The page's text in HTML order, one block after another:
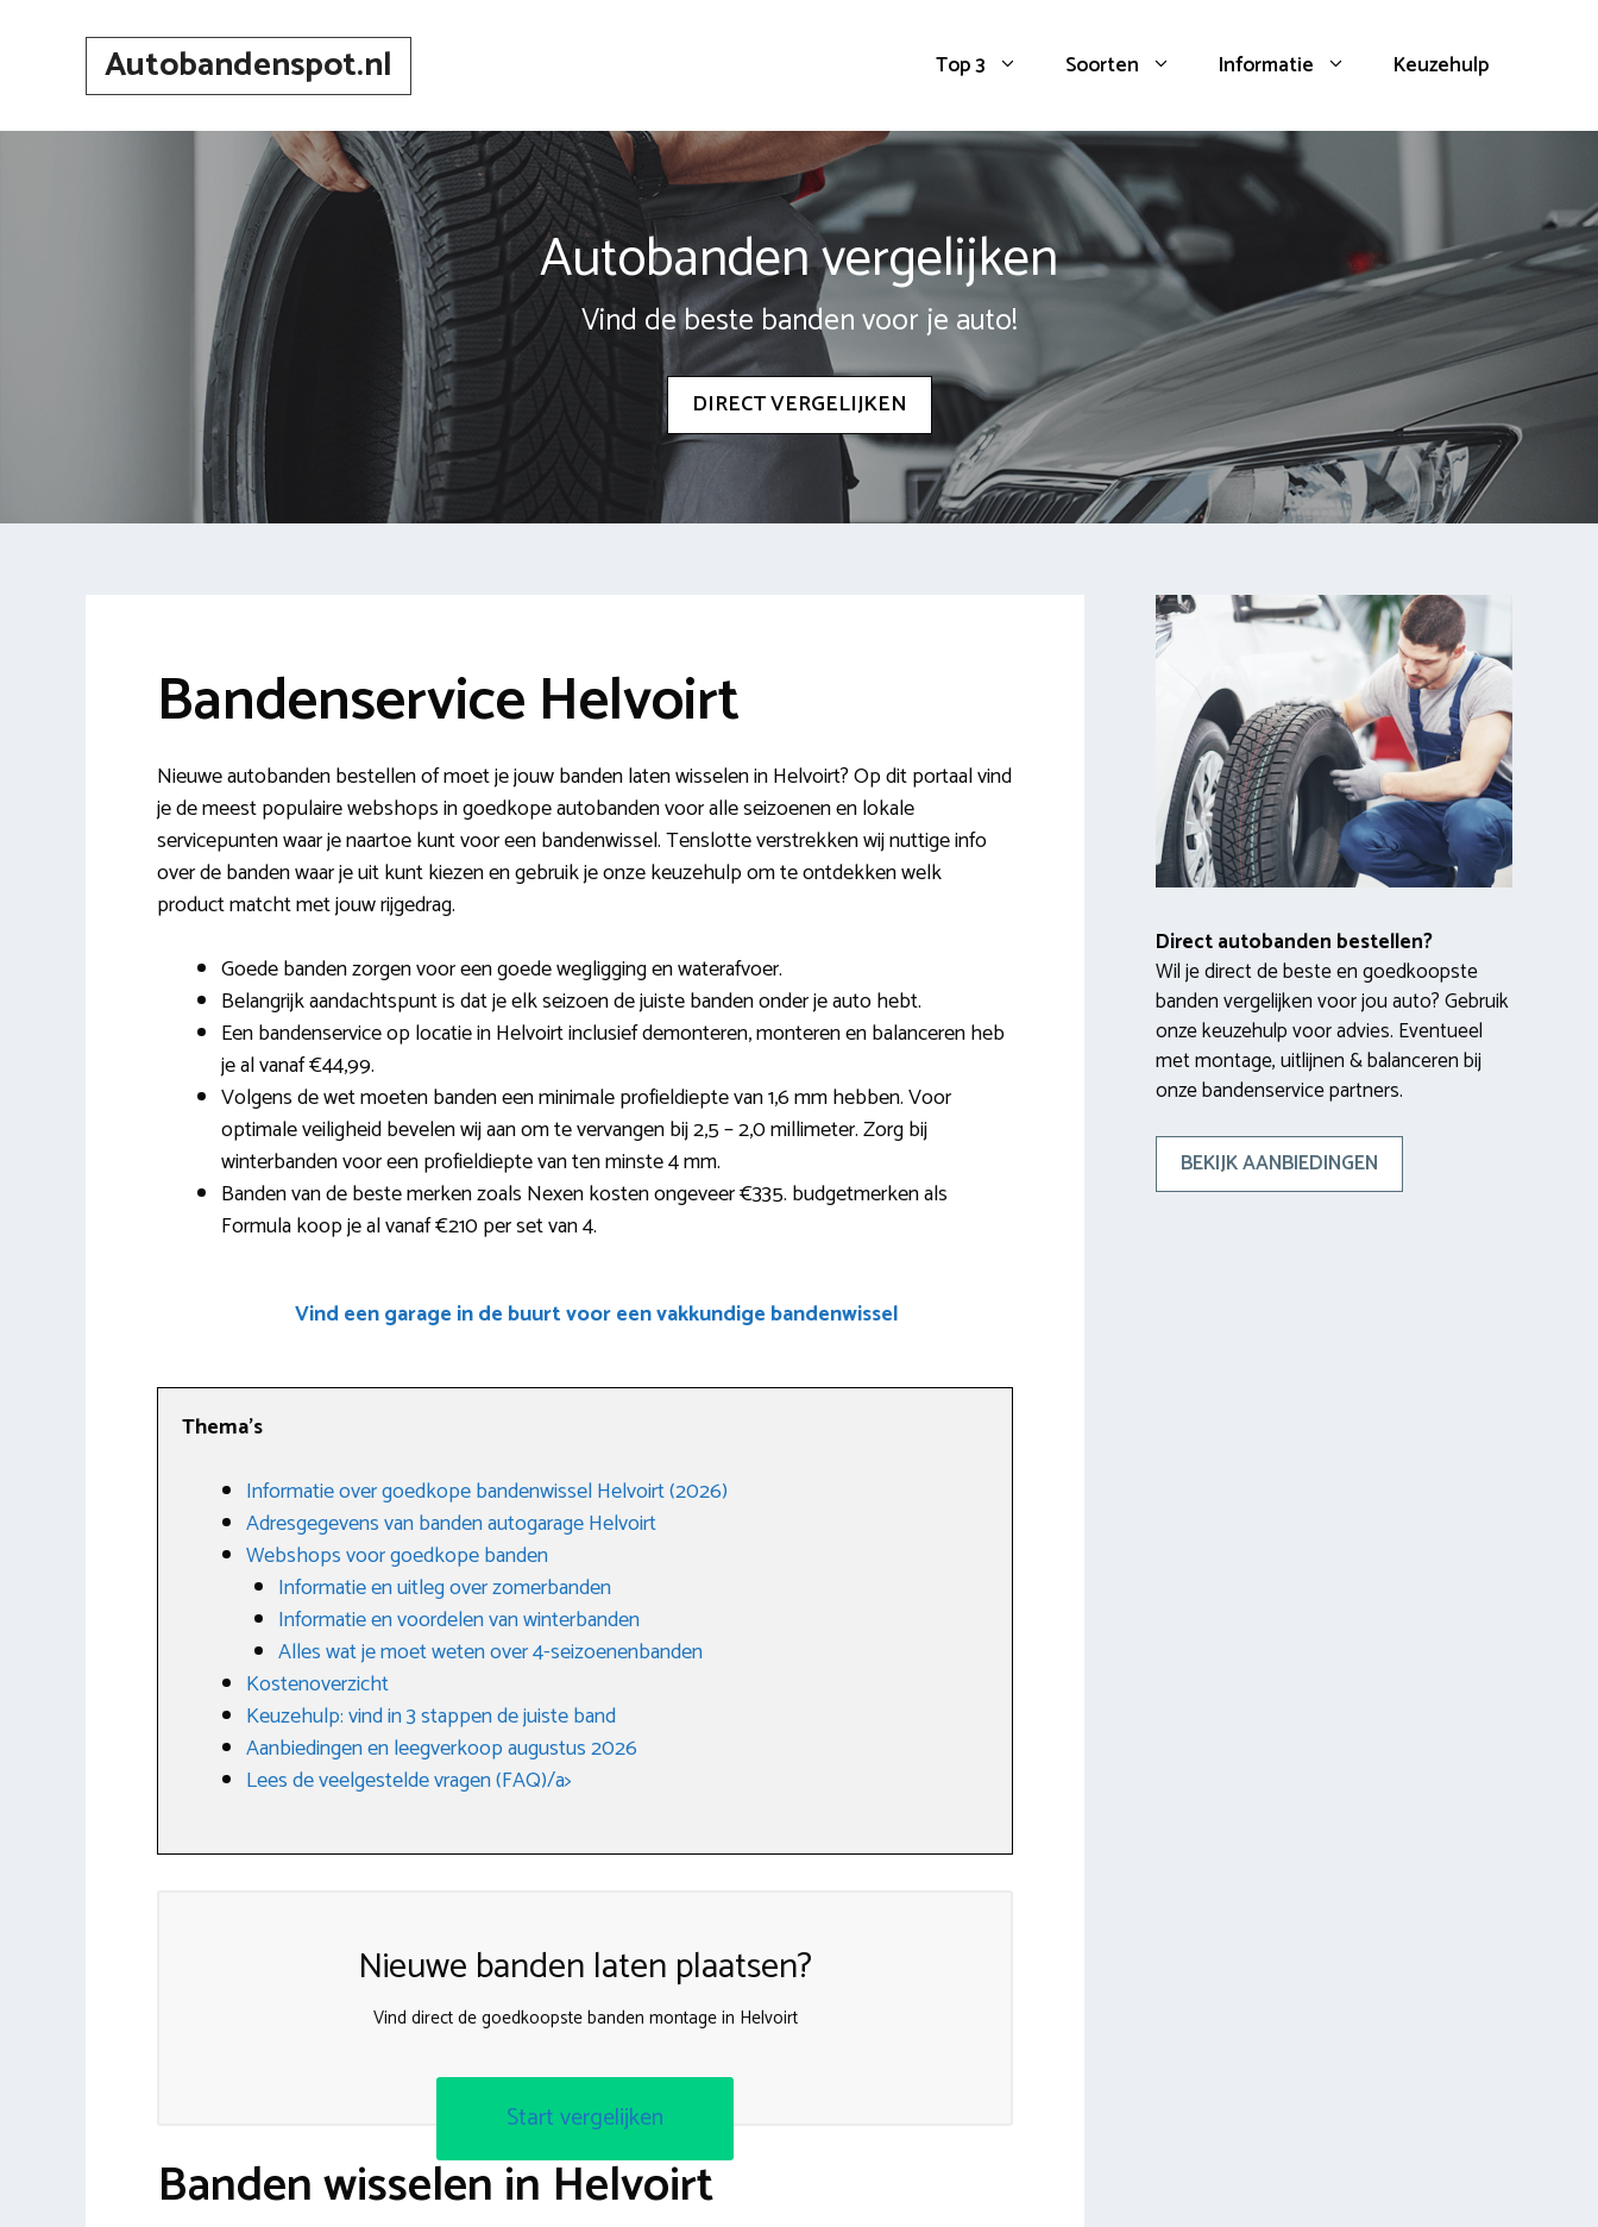
Autobandenspot.nl Top 3 Soorten Informatie Keuzehulp
Autobanden vergelijken
Vind de beste banden voor je auto!
DIRECT VERGELIJKEN
Bandenservice Helvoirt
Nieuwe autobanden bestellen of moet je jouw banden laten wisselen in Helvoirt? Op dit portaal vind
je de meest populaire webshops in goedkope autobanden voor alle seizoenen en lokale
servicepunten waar je naartoe kunt voor een bandenwissel. Tenslotte verstrekken wij nuttige info
over de banden waar je uit kunt kiezen en gebruik je onze keuzehulp om te ontdekken welk
product matcht met jouw rijgedrag.
Goede banden zorgen voor een goede wegligging en waterafvoer.
Belangrijk aandachtspunt is dat je elk seizoen de juiste banden onder je auto hebt.
Een bandenservice op locatie in Helvoirt inclusief demonteren, monteren en balanceren heb
je al vanaf €44,99.
Volgens de wet moeten banden een minimale profieldiepte van 1,6 mm hebben. Voor
optimale veiligheid bevelen wij aan om te vervangen bij 2,5 – 2,0 millimeter. Zorg bij
winterbanden voor een profieldiepte van ten minste 4 mm.
Banden van de beste merken zoals Nexen kosten ongeveer €335. budgetmerken als
Formula koop je al vanaf €210 per set van 4.
Vind een garage in de buurt voor een vakkundige bandenwissel
Thema’s
Informatie over goedkope bandenwissel Helvoirt (2026)
Adresgegevens van banden autogarage Helvoirt
Webshops voor goedkope banden
Informatie en uitleg over zomerbanden
Informatie en voordelen van winterbanden
Alles wat je moet weten over 4-seizoenenbanden
Kostenoverzicht
Keuzehulp: vind in 3 stappen de juiste band
Aanbiedingen en leegverkoop augustus 2026
Lees de veelgestelde vragen (FAQ)/a>
Nieuwe banden laten plaatsen?
Vind direct de goedkoopste banden montage in Helvoirt
Start vergelijken
Banden wisselen in Helvoirt
Direct autobanden bestellen?
Wil je direct de beste en goedkoopste
banden vergelijken voor jou auto? Gebruik
onze keuzehulp voor advies. Eventueel
met montage, uitlijnen & balanceren bij
onze bandenservice partners.
BEKIJK AANBIEDINGEN